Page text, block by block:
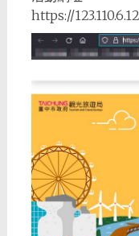
https://